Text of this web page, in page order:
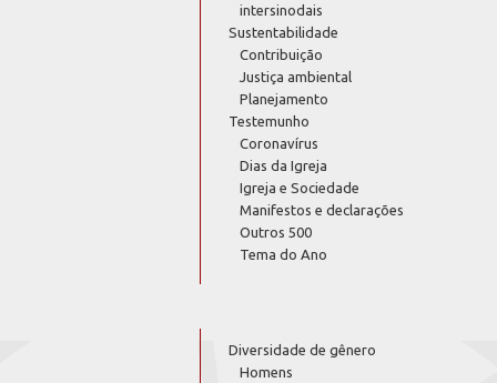
intersinodais
Sustentabilidade
Contribuição
Justiça ambiental
Planejamento
Testemunho
Coronavírus
Dias da Igreja
Igreja e Sociedade
Manifestos e declarações
Outros 500
Tema do Ano
Diversidade de gênero
Homens